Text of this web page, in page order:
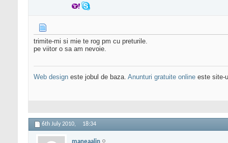
trimite-mi si mie te rog pm cu preturile.
pe viitor o sa am nevoie.
Web design este jobul de baza. Anunturi gratuite online este site-
6th July 2010, 18:34
maneaalin